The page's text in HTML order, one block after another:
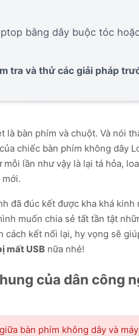
bằng dây buộc tóc
tra và thử các giải pháp
bàn phím và chuột. Và nói
chiếc bàn phím không dây
lần như vậy là lại tá hỏa,
đã đúc kết được kha khá kinh
muốn chia sẻ tất tần tật
kết nối lại, hy vọng sẽ
mất USB nữa nhé!
của dân công
bàn phím không dây và